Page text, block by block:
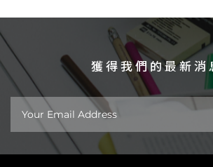
獲得我們的最新消